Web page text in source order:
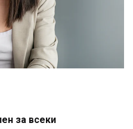
за всеки